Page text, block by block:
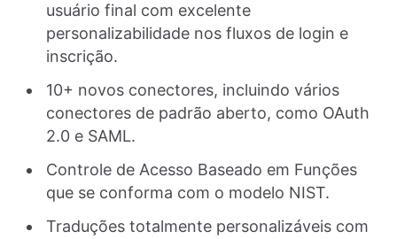
usuário final com excelente
personalizabilidade nos fluxos de login e
inscrição.
10+ novos conectores, incluindo vários
conectores de padrão aberto, como OAuth
2.0 e SAML.
Controle de Acesso Baseado em Funções
que se conforma com o modelo NIST.
Traduções totalmente personalizáveis com